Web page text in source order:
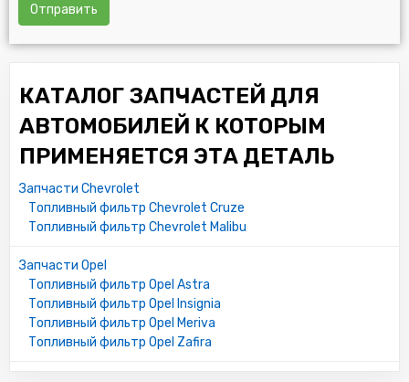
Отправить
КАТАЛОГ ЗАПЧАСТЕЙ ДЛЯ
АВТОМОБИЛЕЙ К КОТОРЫМ
ПРИМЕНЯЕТСЯ ЭТА ДЕТАЛЬ
Запчасти Chevrolet
Топливный фильтр Chevrolet Cruze
Топливный фильтр Chevrolet Malibu
Запчасти Opel
Топливный фильтр Opel Astra
Топливный фильтр Opel Insignia
Топливный фильтр Opel Meriva
Топливный фильтр Opel Zafira